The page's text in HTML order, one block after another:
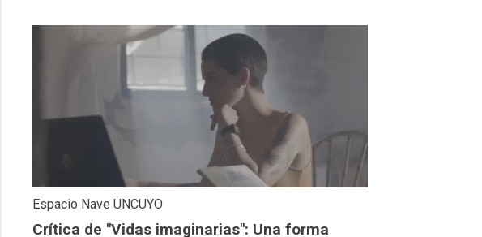
Espacio Nave UNCUYO
Crítica de "Vidas imaginarias": Una forma